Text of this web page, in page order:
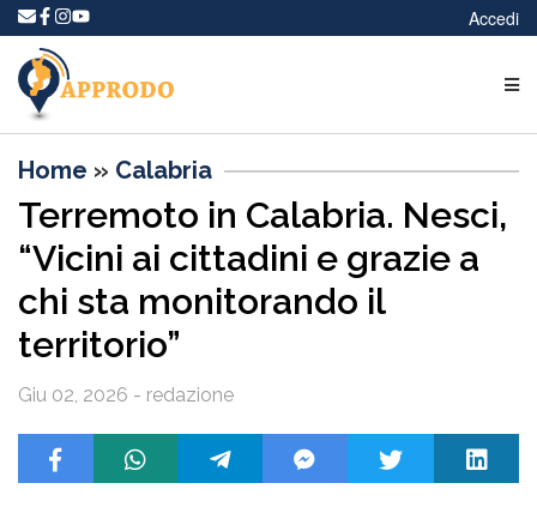
Accedi
Home » Calabria
Terremoto in Calabria. Nesci,
“Vicini ai cittadini e grazie a
chi sta monitorando il
territorio”
Giu 02, 2026 - redazione